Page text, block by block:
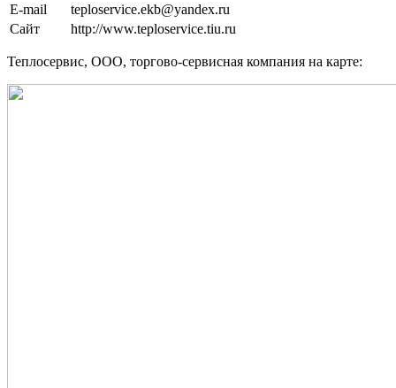
E-mail
teploservice.ekb@yandex.ru
Сайт
http://www.teploservice.tiu.ru
Теплосервис, ООО, торгово-сервисная компания на карте: